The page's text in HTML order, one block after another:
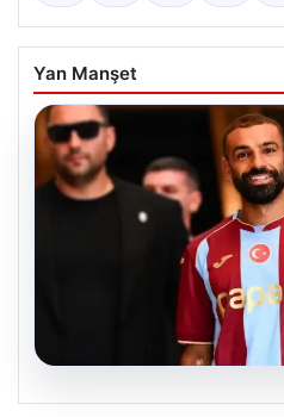
Yan Manşet
07.08.2026